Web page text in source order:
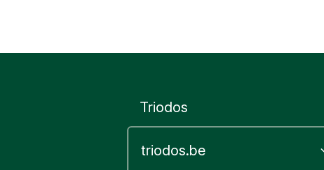
Triodos